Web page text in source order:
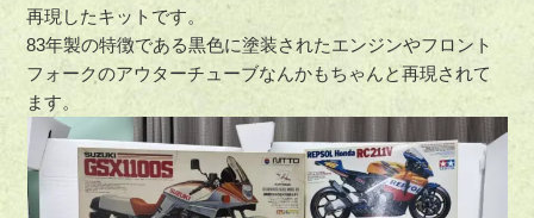
再現したキットです。
83年製の特徴である黒色に塗装されたエンジンやフロント
フォークのアウターチューブなんかもちゃんと再現されて
ます。